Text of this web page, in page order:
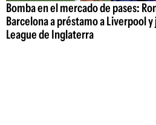
Bomba en el mercado de pases:
Barcelona a préstamo a Liverpool
League de Inglaterra